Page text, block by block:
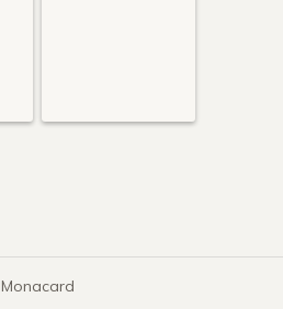
Monacard